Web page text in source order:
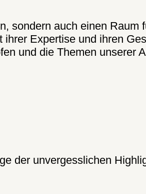
sondern auch einen Raum
Expertise und ihren
und die Themen unserer
der unvergesslichen